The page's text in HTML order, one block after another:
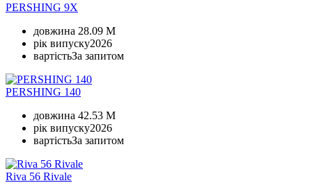
PERSHING 9X
довжина 28.09 M
рік випуску2026
вартістьЗа запитом
PERSHING 140
довжина 42.53 M
рік випуску2026
вартістьЗа запитом
Riva 56 Rivale